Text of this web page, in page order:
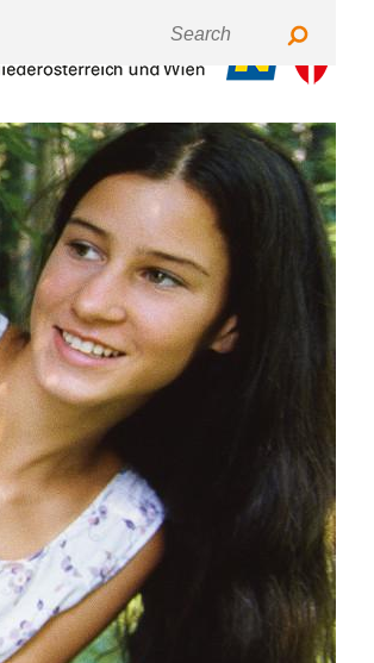
Contrast